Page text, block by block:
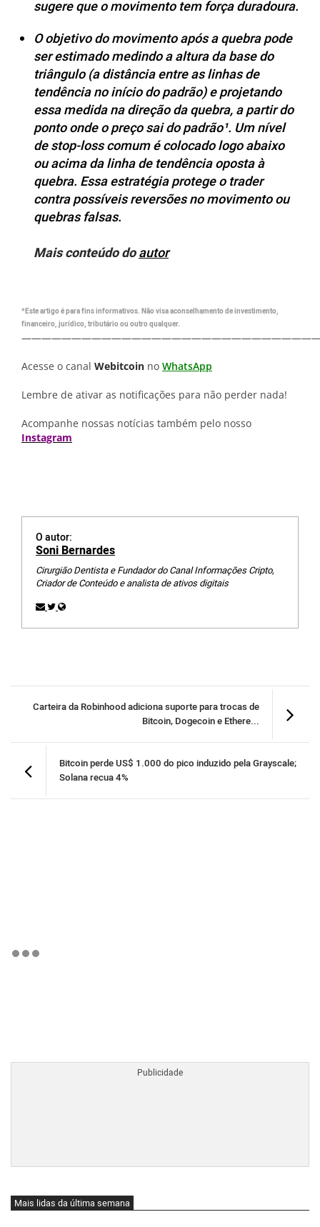
sugere que o movimento tem força duradoura.
O objetivo do movimento após a quebra pode
ser estimado medindo a altura da base do
triângulo (a distância entre as linhas de
tendência no início do padrão) e projetando
essa medida na direção da quebra, a partir do
ponto onde o preço sai do padrão¹. Um nível
de stop-loss comum é colocado logo abaixo
ou acima da linha de tendência oposta à
quebra. Essa estratégia protege o trader
contra possíveis reversões no movimento ou
quebras falsas.
Mais conteúdo doautor
*Este artigo é para fins informativos. Não visa aconselhamento de investimento,
financeiro, jurídico, tributário ou outro qualquer.
Acesse o canal Webitcoin no WhatsApp
Lembre de ativar as notificações para não perder nada!
Acompanhe nossas notícias também pelo nosso
Instagram
O autor:
Soni Bernardes
Cirurgião Dentista e Fundador do Canal Informações Cripto,
Criador de Conteúdo e analista de ativos digitais
Carteira da Robinhood adiciona suporte para trocas de
Bitcoin, Dogecoin e Ethere...
Bitcoin perde US$ 1.000 do pico induzido pela Grayscale;
Solana recua 4%
Mais lidas da última semana